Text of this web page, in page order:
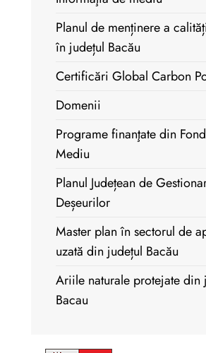
Planul de menținere a
în județul Bacău
Certificări Global Carbon
Domenii
Programe finanţate din
Mediu
Planul Județean de
Deșeurilor
Master plan în sectorul de
uzată din județul Bacău
Ariile naturale protejate din
Bacau